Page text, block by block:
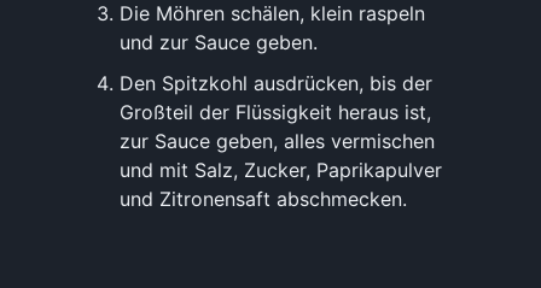
Die Möhren schälen, klein raspeln
und zur Sauce geben.
Den Spitzkohl ausdrücken, bis der
Großteil der Flüssigkeit heraus ist,
zur Sauce geben, alles vermischen
und mit Salz, Zucker, Paprikapulver
und Zitronensaft abschmecken.